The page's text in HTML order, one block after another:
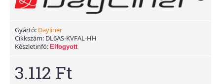
Gyártó: Dayliner
Cikkszám: DL6AS-KVFAL-HH
Készletinfó: Elfogyott
3.112 Ft